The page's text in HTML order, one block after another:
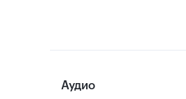
Аудио